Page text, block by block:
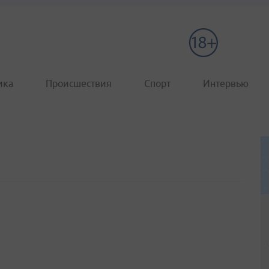
Происшествия Спорт Интервью